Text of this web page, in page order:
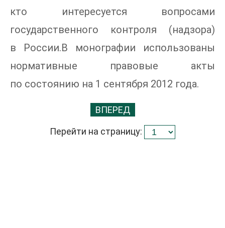
кто интересуется вопросами
государственного контроля (надзора)
в России.В монографии использованы
нормативные правовые акты
по состоянию на 1 сентября 2012 года.
ВПЕРЕД
Перейти на страницу: